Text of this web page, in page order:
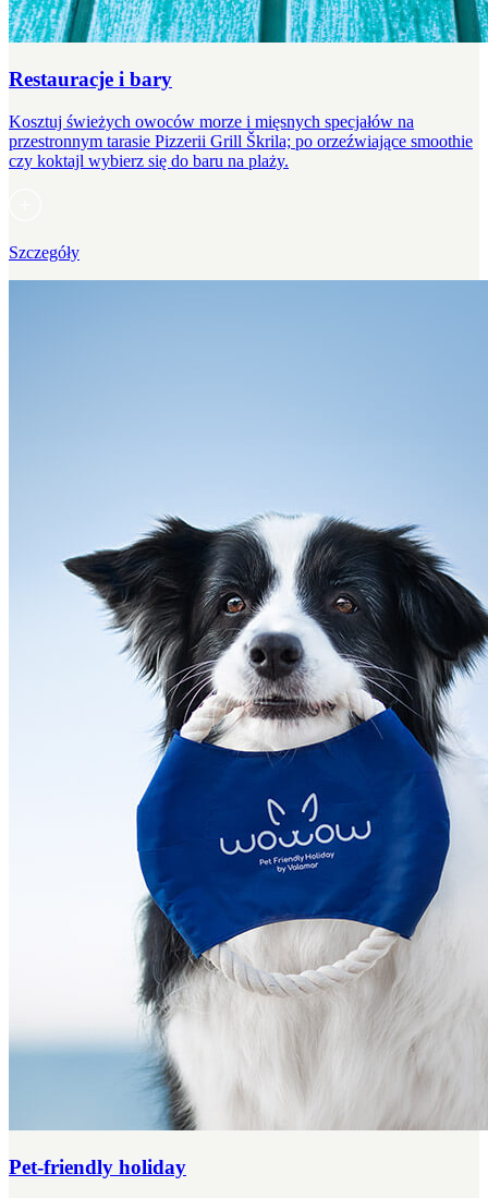
Restauracje i bary
Kosztuj świeżych owoców morze i mięsnych specjałów na
przestronnym tarasie Pizzerii Grill Škrila; po orzeźwiające smoothie
czy koktajl wybierz się do baru na plaży.
Szczegóły
Pet-friendly holiday